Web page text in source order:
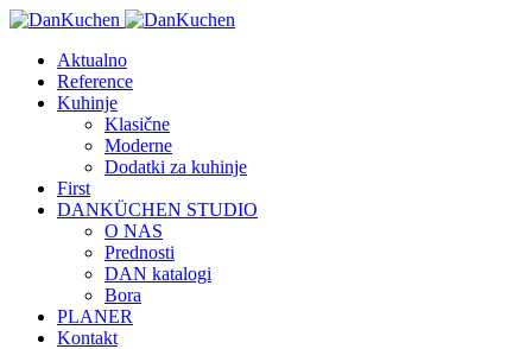
Aktualno
Reference
Kuhinje
Klasične
Moderne
Dodatki za kuhinje
First
DANKÜCHEN STUDIO
O NAS
Prednosti
DAN katalogi
Bora
PLANER
Kontakt